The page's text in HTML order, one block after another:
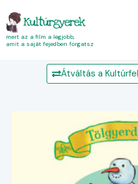
Kultúrgyerek
mert az a film a legjobb,
amit a saját fejedben forgatsz
Átváltás a